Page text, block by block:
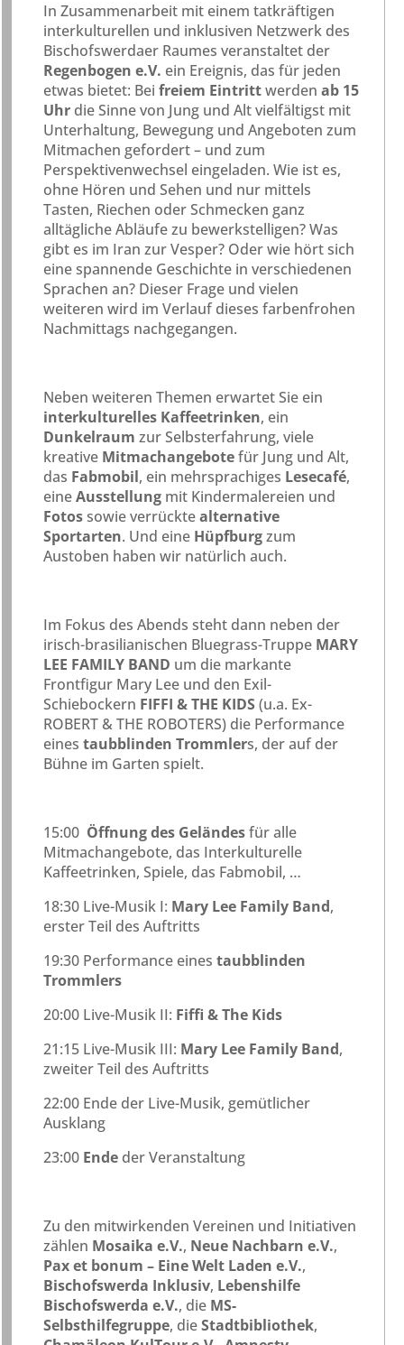
In Zusammenarbeit mit einem tatkräftigen
interkulturellen und inklusiven Netzwerk des
Bischofswerdaer Raumes veranstaltet der
Regenbogen e.V. ein Ereignis, das für jeden
etwas bietet: Beifreiem Eintrittwerdenab 15
Uhr die Sinne von Jung und Alt vielfältigst mit
Unterhaltung, Bewegung und Angeboten zum
Mitmachen gefordert – und zum
Perspektivenwechsel eingeladen. Wie ist es,
ohne Hören und Sehen und nur mittels
Tasten, Riechen oder Schmecken ganz
alltägliche Abläufe zu bewerkstelligen? Was
gibt es im Iran zur Vesper? Oder wie hört sich
eine spannende Geschichte in verschiedenen
Sprachen an? Dieser Frage und vielen
weiteren wird im Verlauf dieses farbenfrohen
Nachmittags nachgegangen.
Neben weiteren Themen erwartet Sie ein
interkulturelles Kaffeetrinken, ein
Dunkelraum zur Selbsterfahrung, viele
kreative Mitmachangebotefür Jung und Alt,
das Fabmobil, ein mehrsprachiges Lesecafé,
eineAusstellung mit Kindermalereien und
Fotossowie verrücktealternative
Sportarten. Und eine Hüpfburgzum
Austoben haben wir natürlich auch.
Im Fokus des Abends steht dann neben der
irisch-brasilianischen Bluegrass-Truppe MARY
LEE FAMILY BAND um die markante
Frontfigur Mary Lee und den Exil-
Schiebockern FIFFI & THE KIDS(u.a. Ex-
ROBERT & THE ROBOTERS) die Performance
einestaubblinden Trommlers, der auf der
Bühne im Garten spielt.
15:00 Öffnung des Geländesfür alle
Mitmachangebote, das Interkulturelle
Kaffeetrinken, Spiele, das Fabmobil, …
18:30 Live-Musik I: Mary Lee Family Band,
erster Teil des Auftritts
19:30 Performance einestaubblinden
Trommlers
20:00 Live-Musik II: Fiffi & The Kids
21:15 Live-Musik III: Mary Lee Family Band,
zweiter Teil des Auftritts
22:00 Ende der Live-Musik, gemütlicher
Ausklang
23:00 Ende der Veranstaltung
Zu den mitwirkenden Vereinen und Initiativen
zählen Mosaika e.V., Neue Nachbarn e.V.,
Pax et bonum – Eine Welt Laden e.V.,
Bischofswerda Inklusiv, Lebenshilfe
Bischofswerda e.V., die MS-
Selbsthilfegruppe, dieStadtbibliothek,